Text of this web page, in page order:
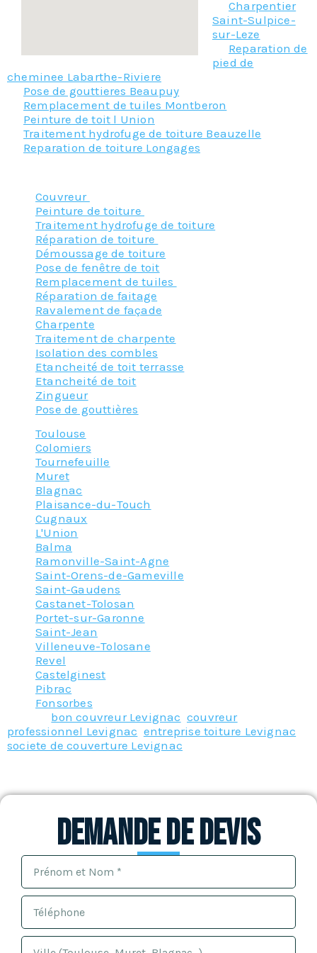
Charpentier
Saint-Sulpice-
sur-Leze
Reparation de
pied de
cheminee Labarthe-Riviere
Pose de gouttieres Beaupuy
Remplacement de tuiles Montberon
Peinture de toit l Union
Traitement hydrofuge de toiture Beauzelle
Reparation de toiture Longages
Couvreur
Peinture de toiture
Traitement hydrofuge de toiture
Réparation de toiture
Démoussage de toiture
Pose de fenêtre de toit
Remplacement de tuiles
Réparation de faitage
Ravalement de façade
Charpente
Traitement de charpente
Isolation des combles
Etancheité de toit terrasse
Etancheité de toit
Zingueur
Pose de gouttières
Toulouse
Colomiers
Tournefeuille
Muret
Blagnac
Plaisance-du-Touch
Cugnaux
L'Union
Balma
Ramonville-Saint-Agne
Saint-Orens-de-Gameville
Saint-Gaudens
Castanet-Tolosan
Portet-sur-Garonne
Saint-Jean
Villeneuve-Tolosane
Revel
Castelginest
Pibrac
Fonsorbes
bon couvreur Levignac ,couvreur
professionnel Levignac entreprise toiture Levignac
societe de couverture Levignac
Demande de devis